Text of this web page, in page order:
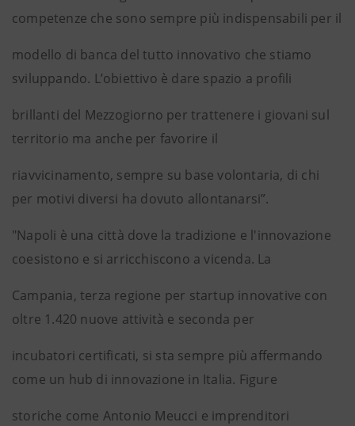
competenze che sono sempre più indispensabili per il
modello di banca del tutto innovativo che stiamo
sviluppando. L’obiettivo è dare spazio a profili
brillanti del Mezzogiorno per trattenere i giovani sul
territorio ma anche per favorire il
riavvicinamento, sempre su base volontaria, di chi
per motivi diversi ha dovuto allontanarsi”.
"Napoli è una città dove la tradizione e l'innovazione
coesistono e si arricchiscono a vicenda. La
Campania, terza regione per startup innovative con
oltre 1.420 nuove attività e seconda per
incubatori certificati, si sta sempre più affermando
come un hub di innovazione in Italia. Figure
storiche come Antonio Meucci e imprenditori